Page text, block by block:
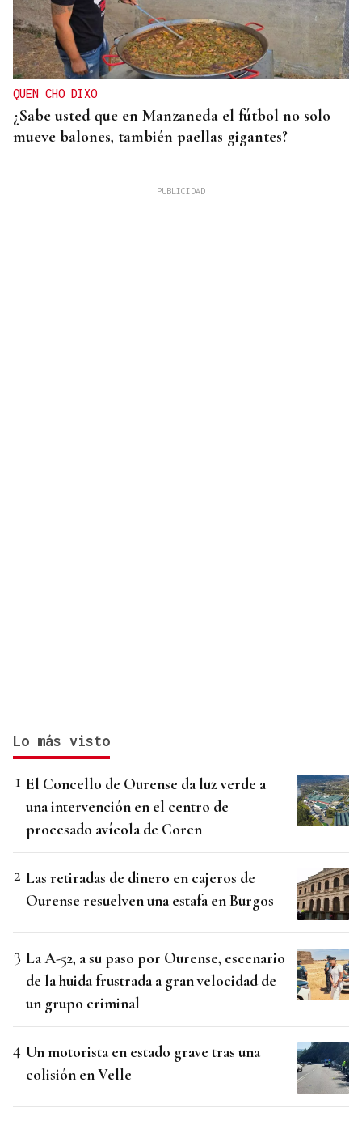
QUEN CHO DIXO
¿Sabe usted que en Manzaneda el fútbol no solo
mueve balones, también paellas gigantes?
Lo más visto
El Concello de Ourense da luz verde a
una intervención en el centro de
procesado avícola de Coren
Las retiradas de dinero en cajeros de
Ourense resuelven una estafa en Burgos
La A-52, a su paso por Ourense, escenario
de la huida frustrada a gran velocidad de
un grupo criminal
Un motorista en estado grave tras una
colisión en Velle